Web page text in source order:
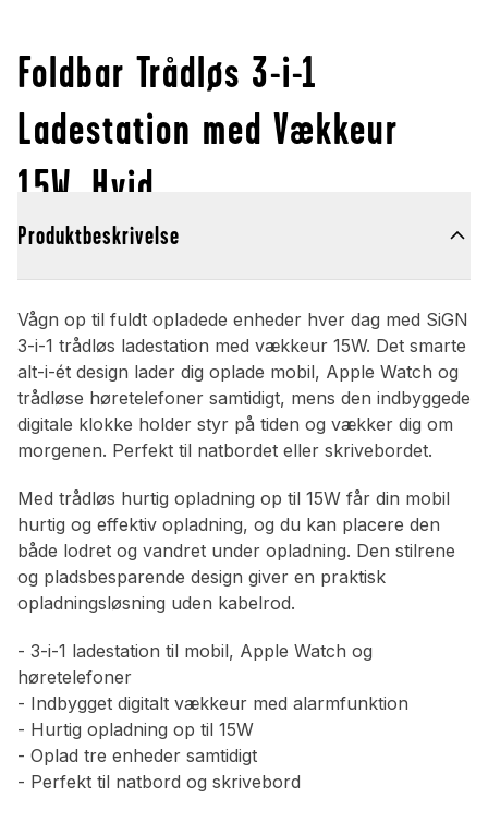
Foldbar Trådløs 3-i-1
Ladestation med Vækkeur
15W, Hvid
Produktbeskrivelse
Vågn op til fuldt opladede enheder hver dag med SiGN
3-i-1 trådløs ladestation med vækkeur 15W. Det smarte
alt-i-ét design lader dig oplade mobil, Apple Watch og
trådløse høretelefoner samtidigt, mens den indbyggede
digitale klokke holder styr på tiden og vækker dig om
morgenen. Perfekt til natbordet eller skrivebordet.
Med trådløs hurtig opladning op til 15W får din mobil
hurtig og effektiv opladning, og du kan placere den
både lodret og vandret under opladning. Den stilrene
og pladsbesparende design giver en praktisk
opladningsløsning uden kabelrod.
- 3-i-1 ladestation til mobil, Apple Watch og
høretelefoner
- Indbygget digitalt vækkeur med alarmfunktion
- Hurtig opladning op til 15W
- Oplad tre enheder samtidigt
- Perfekt til natbord og skrivebord